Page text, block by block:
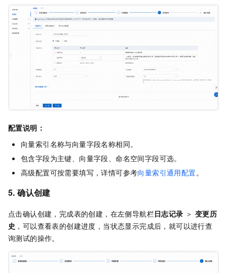
配置说明：
向量索引名称与向量字段名称相同。
包含字段为主键、向量字段、命名空间字段可选。
高级配置可按需要填写，详情可参考向量索引通用配置。
5. 确认创建
点击确认创建，完成表的创建，在左侧导航栏日志记录 ＞ 变更历
史 ，可以查看表的创建进度，当状态显示完成后，就可以进行查
询测试的操作。